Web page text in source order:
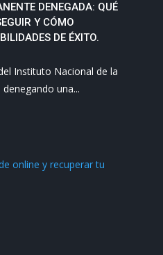
DENEGADA: QUÉ
Y CÓMO
DE ÉXITO.
Instituto Nacional de la
denegando una...